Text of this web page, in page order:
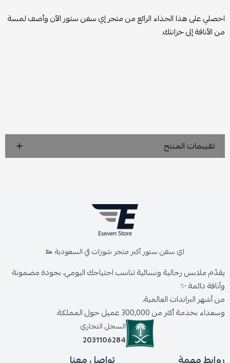
احصلي على هذا الحذاء الرائع من متجر إي سفن ستور الآن وأضف لمسة
من الأناقة إلى خزانتك.
تقييمات المنتج
اي سفن ستور أكبر متجر شوزات في السعودية 👟
يقدّم ملابس رجالية ونسائية تناسب احتياجك اليومي، بجودة مضمونة
وأناقة دائمة ✨
من أشهر البراندات العالمية،
وسعداء بخدمة أكثر من 300,000 عميل حول المملكة.
السجل التجاري
2031106284